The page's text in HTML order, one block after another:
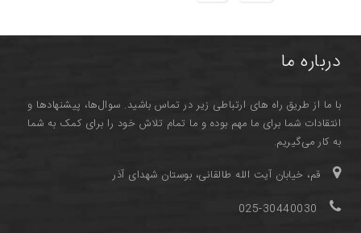
درباره ما
با ما از طریق راه های ارتباطی زیر در تماس باشید. سوال‌ها، پیشنهادها و
انتقادات شما برای ما مهم بوده و ما تمام تلاش خود را برای کمک به شما
به کار می‌گیریم.
قم، خیابان آیت الله طالقانی، بوستان شهدای آذر
025-30440030